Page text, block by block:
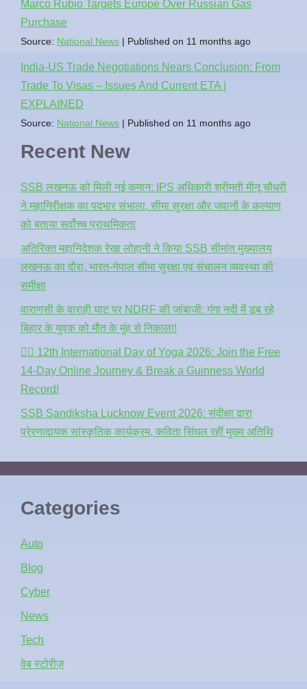
Marco Rubio Targets Europe Over Russian Gas
Purchase
Source: National News Published on 11 months ago
India-US Trade Negotiations Nears Conclusion: From
Trade To Visas – Issues And Current ETA |
EXPLAINED
Source: National News Published on 11 months ago
Recent New
SSB लखनऊ को मिली नई कमान: IPS अधिकारी श्रीमती मीनू चौधरी
ने महानिरीक्षक का पदभार संभाला, सीमा सुरक्षा और जवानों के कल्याण
को बताया सर्वोच्च प्राथमिकता
अतिरिक्त महानिदेशक रेखा लोहानी ने किया SSB सीमांत मुख्यालय
लखनऊ का दौरा, भारत-नेपाल सीमा सुरक्षा एवं संचालन व्यवस्था की
समीक्षा
वाराणसी के वाराही घाट पर NDRF की जांबाजी: गंगा नदी में डूब रहे
बिहार के युवक को मौत के मुंह से निकाला!
🧘‍♂️ 12th International Day of Yoga 2026: Join the Free
14-Day Online Journey & Break a Guinness World
Record!
SSB Sandiksha Lucknow Event 2026: संदीक्षा द्वारा
प्रेरणादायक सांस्कृतिक कार्यक्रम, कविता सिंघल रहीं मुख्य अतिथि
Categories
Auto
Blog
Cyber
News
Tech
वेब स्टोरीज़